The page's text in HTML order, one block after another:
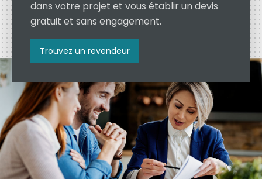
dans votre projet et vous établir un devis
gratuit et sans engagement.
Trouvez un revendeur